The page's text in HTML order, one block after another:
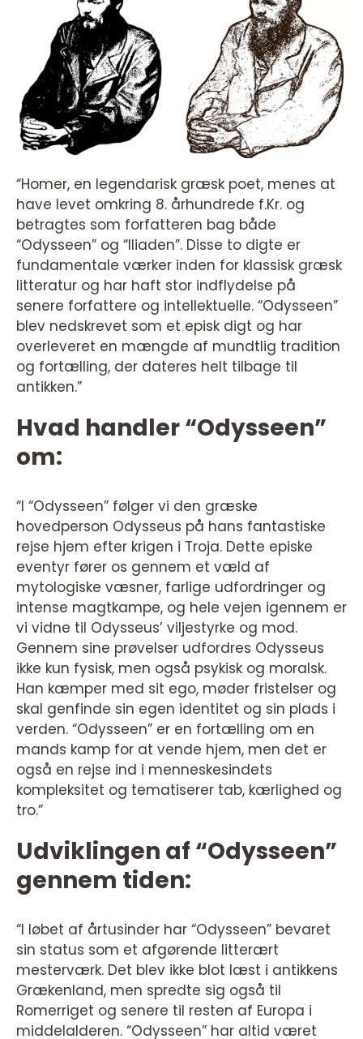
“Homer, en legendarisk græsk poet, menes at
have levet omkring 8. århundrede f.Kr. og
betragtes som forfatteren bag både
“Odysseen” og “Iliaden”. Disse to digte er
fundamentale værker inden for klassisk græsk
litteratur og har haft stor indflydelse på
senere forfattere og intellektuelle. “Odysseen”
blev nedskrevet som et episk digt og har
overleveret en mængde af mundtlig tradition
og fortælling, der dateres helt tilbage til
antikken.”
Hvad handler “Odysseen”
om:
“I “Odysseen” følger vi den græske
hovedperson Odysseus på hans fantastiske
rejse hjem efter krigen i Troja. Dette episke
eventyr fører os gennem et væld af
mytologiske væsner, farlige udfordringer og
intense magtkampe, og hele vejen igennem er
vi vidne til Odysseus’ viljestyrke og mod.
Gennem sine prøvelser udfordres Odysseus
ikke kun fysisk, men også psykisk og moralsk.
Han kæmper med sit ego, møder fristelser og
skal genfinde sin egen identitet og sin plads i
verden. “Odysseen” er en fortælling om en
mands kamp for at vende hjem, men det er
også en rejse ind i menneskesindets
kompleksitet og tematiserer tab, kærlighed og
tro.”
Udviklingen af “Odysseen”
gennem tiden:
“I løbet af årtusinder har “Odysseen” bevaret
sin status som et afgørende litterært
mesterværk. Det blev ikke blot læst i antikkens
Grækenland, men spredte sig også til
Romerriget og senere til resten af Europa i
middelalderen. “Odysseen” har altid været